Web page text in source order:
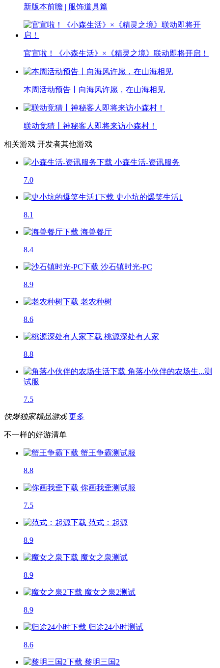
新版本前瞻 | 服饰道具篇
官宣啦！《小森生活》×《精灵之境》联动即将开启！
本周活动预告丨向海风许愿，在山海相见
联动竞猜丨神秘客人即将来访小森村！
相关游戏 开发者其他游戏
小森生活-资讯服务
7.0
史小坑的爆笑生活1
8.1
海兽餐厅
8.4
沙石镇时光-PC
8.9
老农种树
8.6
桃源深处有人家
8.8
角落小伙伴的农场生...测
试服
7.5
快爆独家精品游戏 更多
不一样的好游清单
蟹王争霸测试服
8.8
你画我歪测试服
7.5
范式：起源
8.9
魔女之泉测试
8.9
魔女之泉2测试
8.9
归途24小时测试
8.6
黎明三国2